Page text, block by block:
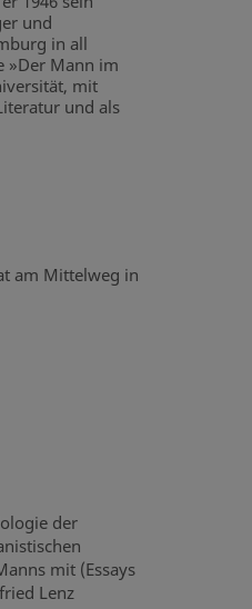
und
in all
»Der Mann im
mit
und als
am Mittelweg in
der
mit (Essays
Lenz